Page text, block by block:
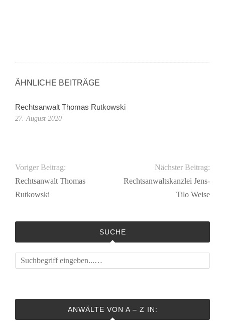
ÄHNLICHE BEITRÄGE
Rechtsanwalt Thomas Rutkowski
27. August 2020
Voriger Beitrag:
Rechtsanwalt Thomas
Rutkowski
Nächster Beitrag:
Rechtsanwaltskanzlei Jens-
Tilo Weise
SUCHE
ANWÄLTE VON A – Z IN: